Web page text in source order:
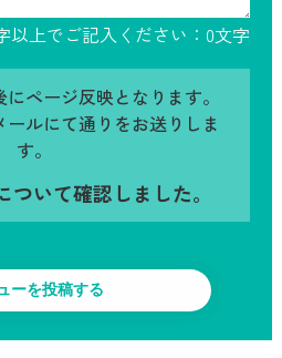
以上でご記入ください： 0文字
ページ反映となります。
ルにて通りをお送りしま
す。
ついて確認しました。